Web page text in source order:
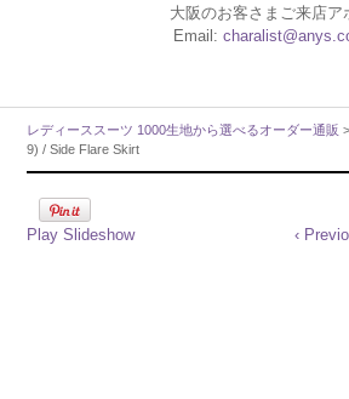
大阪のお客さまご来店ア
Email:
レディーススーツ 1000生地から選べるオーダー通販
9) / Side Flare Skirt
Play Slideshow ‹